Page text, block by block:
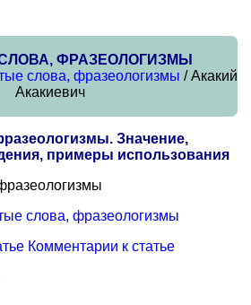
ФРАЗЕОЛОГИЗМЫ
слова, фразеологизмы / Акакий
Акакиевич
Значение,
примеры использования
слова, фразеологизмы
Комментарии к статье